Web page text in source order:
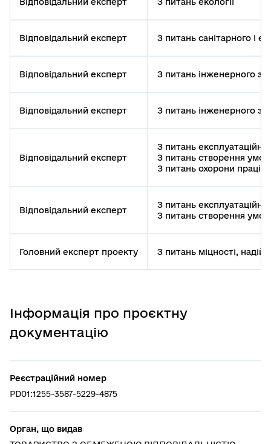
Відповідальний експерт З питань санітарного і
Відповідальний експерт З питань інженерного
Відповідальний експерт З питань інженерного
Відповідальний експерт
З питань
З питань створення умов
З питань охорони праці
Відповідальний експерт
З питань
З питань створення умов
Головний експерт проекту З питань міцності,
Інформація про проєктну
документацію
Реєстраційний номер
PD01:1255-3587-5229-4875
Орган, що видав